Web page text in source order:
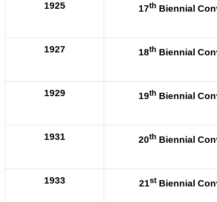
1925 17th Biennial
1927 18th Biennial
1929 19th Biennial
1931 20th Biennial
1933 21stBiennial